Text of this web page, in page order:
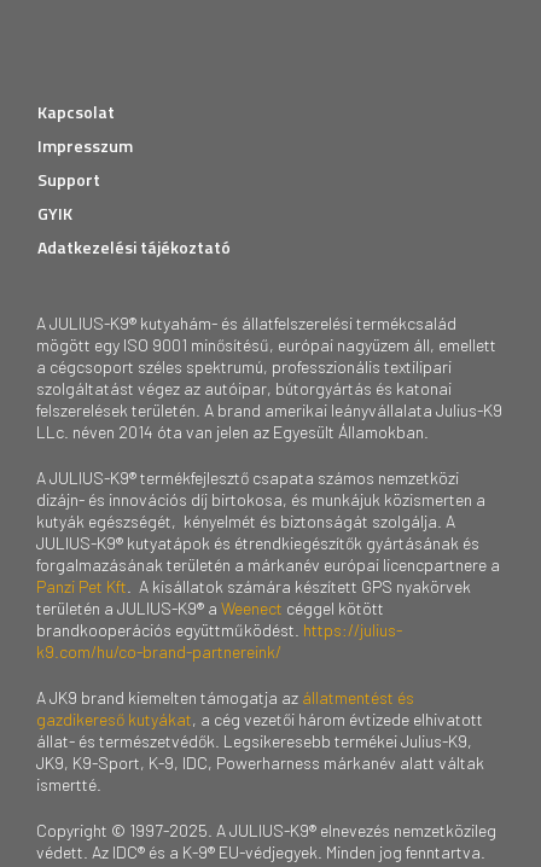
Kapcsolat
Impresszum
Support
GYIK
Adatkezelési tájékoztató
A JULIUS-K9® kutyahám- és állatfelszerelési termékcsalád
mögött egy ISO 9001 minősítésű, európai nagyüzem áll, emellett
a cégcsoport széles spektrumú, professzionális textilipari
szolgáltatást végez az autóipar, bútorgyártás és katonai
felszerelések területén. A brand amerikai leányvállalata Julius-K9
LLc. néven 2014 óta van jelen az Egyesült Államokban.
A JULIUS-K9® termékfejlesztő csapata számos nemzetközi
dizájn- és innovációs díj birtokosa, és munkájuk közismerten a
kutyák egészségét, kényelmét és biztonságát szolgálja. A
JULIUS-K9® kutyatápok és étrendkiegészítők gyártásának és
forgalmazásának területén a márkanév európai licencpartnere a
Panzi Pet Kft . A kisállatok számára készített GPS nyakörvek
területén a JULIUS-K9® a Weenect céggel kötött
brandkooperációs együttműködést. https://julius-
k9.com/hu/co-brand-partnereink/
A JK9 brand kiemelten támogatja az állatmentést és
gazdikereső kutyákat, a cég vezetői három évtizede elhivatott
állat- és természetvédők. Legsikeresebb termékei Julius-K9,
JK9, K9-Sport, K-9, IDC, Powerharness márkanév alatt váltak
ismertté.
Copyright © 1997-2025. A JULIUS-K9® elnevezés nemzetközileg
védett. Az IDC® és a K-9® EU-védjegyek. Minden jog fenntartva.